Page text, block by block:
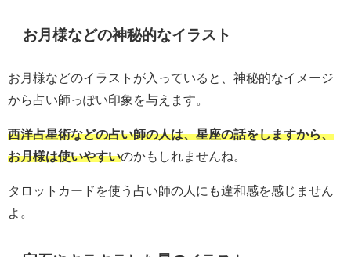
お月様などの神秘的なイラスト
お月様などのイラストが入っていると、神秘的なイメージ
から占い師っぽい印象を与えます。
西洋占星術などの占い師の人は、星座の話をしますから、
お月様は使いやすいのかもしれませんね。
タロットカードを使う占い師の人にも違和感を感じません
よ。